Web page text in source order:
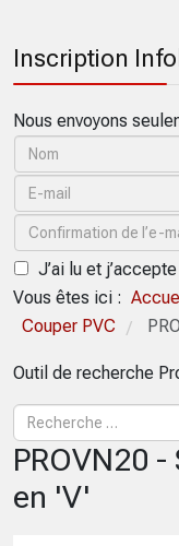
Inscription
Nous envoyons
J’ai lu et
Vous êtes ici :
Couper PVC /
Outil de recherche
PROVN20
en 'V'